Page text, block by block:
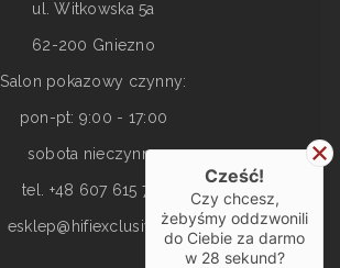
ul. Witkowska 5a
62-200 Gniezno
Salon pokazowy czynny:
pon-pt: 9:00 - 17:00
sobota nieczynne
tel. +48 607 615 717
esklep@hifiexclusive.pl
Cześć!
Czy chcesz,
żebyśmy oddzwonili
do Ciebie za darmo
w 28 sekund?